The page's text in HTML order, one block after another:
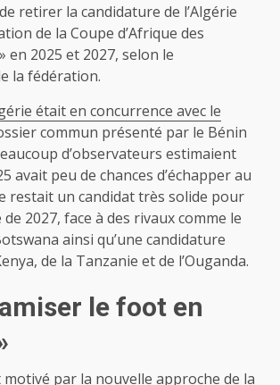
retirer la candidature de l’Algérie
de la Coupe d’Afrique des
en 2025 et 2027, selon le
la fédération.
était en concurrence avec le
commun présenté par le Bénin
d’observateurs estimaient
avait peu de chances d’échapper au
restait un candidat très solide pour
2027, face à des rivaux comme le
ainsi qu’une candidature
de la Tanzanie et de l’Ouganda.
le foot en
motivé par la nouvelle approche de la